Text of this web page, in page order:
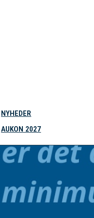
NYHEDER
AUKON 2027